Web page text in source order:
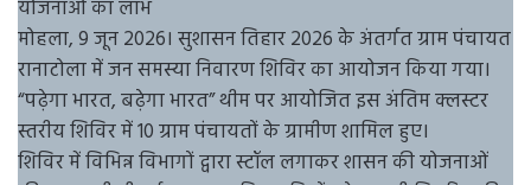
योजनाओं का लाभ
मोहला, 9 जून 2026। सुशासन तिहार 2026 के अंतर्गत ग्राम पंचायत
रानाटोला में जन समस्या निवारण शिविर का आयोजन किया गया।
“पढ़ेगा भारत, बढ़ेगा भारत” थीम पर आयोजित इस अंतिम क्लस्टर
स्तरीय शिविर में 10 ग्राम पंचायतों के ग्रामीण शामिल हुए।
शिविर में विभिन्न विभागों द्वारा स्टॉल लगाकर शासन की योजनाओं